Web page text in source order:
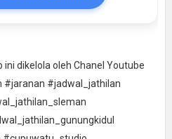
dikelola oleh Chanel Youtube
#jaranan #jadwal_jathilan